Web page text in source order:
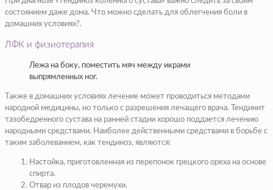
состоянием даже дома. Что можно сделать для облегчения боли в
домашних условиях?​.
ЛФК и физиотерапия
​Лежа на боку, поместить мяч между икрами
выпрямленных ног.​
Также в домашних условиях лечение может проводиться методами
народной медицины, но только с разрешения лечащего врача. Тендинит
тазобедренного сустава на ранней стадии хорошо поддается лечению
народными средствами. Наиболее действенными средствами в борьбе с
таким заболеванием, как тендиноз, являются:
Настойка, приготовленная из перепонок грецкого ореха на основе
спирта.
Отвар из плодов черемухи.